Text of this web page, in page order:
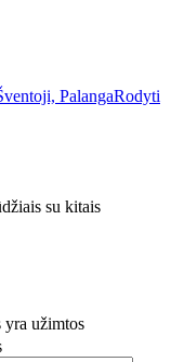
PalangaRodyti
su kitais
yra užimtos